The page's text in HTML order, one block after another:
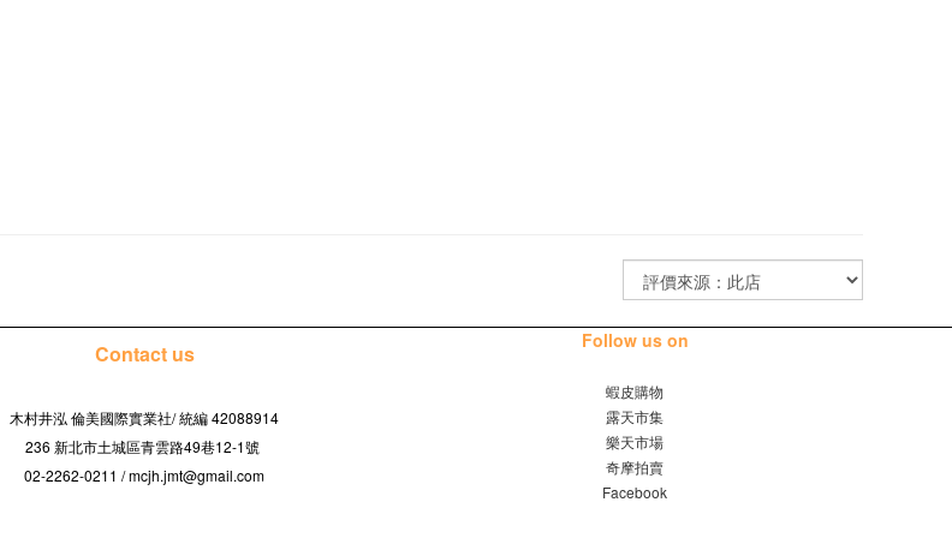
Contact us
木村井泓 倫美國際實業社/統編 42088914
236 新北市土城區青雲路49巷12-1號
02-2262-0211 / mcjh.jmt@gmail.com
Follow us on
蝦皮購物
露天市集
樂天市場
奇摩拍賣
Facebook